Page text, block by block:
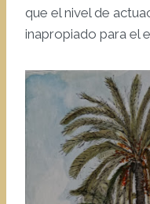
que el nivel de
inapropiado para el